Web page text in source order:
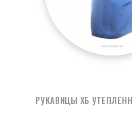
РУКАВИЦЫ ХБ